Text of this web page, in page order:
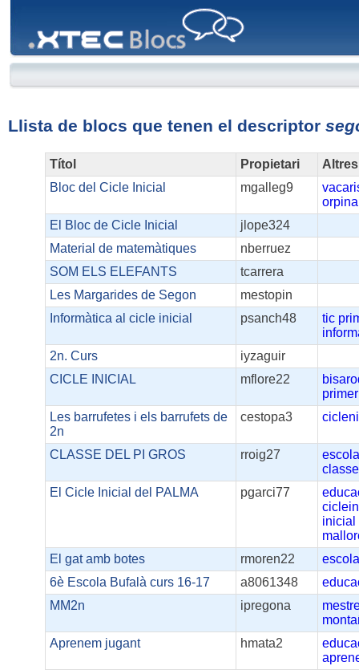
Llista de blocs que tenen el descriptor
Títol Propietari
Bloc del Cicle Inicial
mgalleg9
orpina
El Bloc de Cicle Inicial
jlope324
Material de matemàtiques
nberruez
SOM ELS ELEFANTS
tcarrera
Les Margarides de Segon
mestopin
Informàtica al cicle inicial
psanch48 tic
2n. Curs
iyzaguir
CICLE INICIAL
mflore22
primer
Les barrufetes i els barrufets de
2n
cestopa3
CLASSE DEL PI GROS rroig27
El Cicle Inicial del PALMA
pgarci77
inicial
El gat amb botes
rmoren22
6è Escola Bufalà curs 16-17
a8061348
MM2n
ipregona
Aprenem jugant
hmata2